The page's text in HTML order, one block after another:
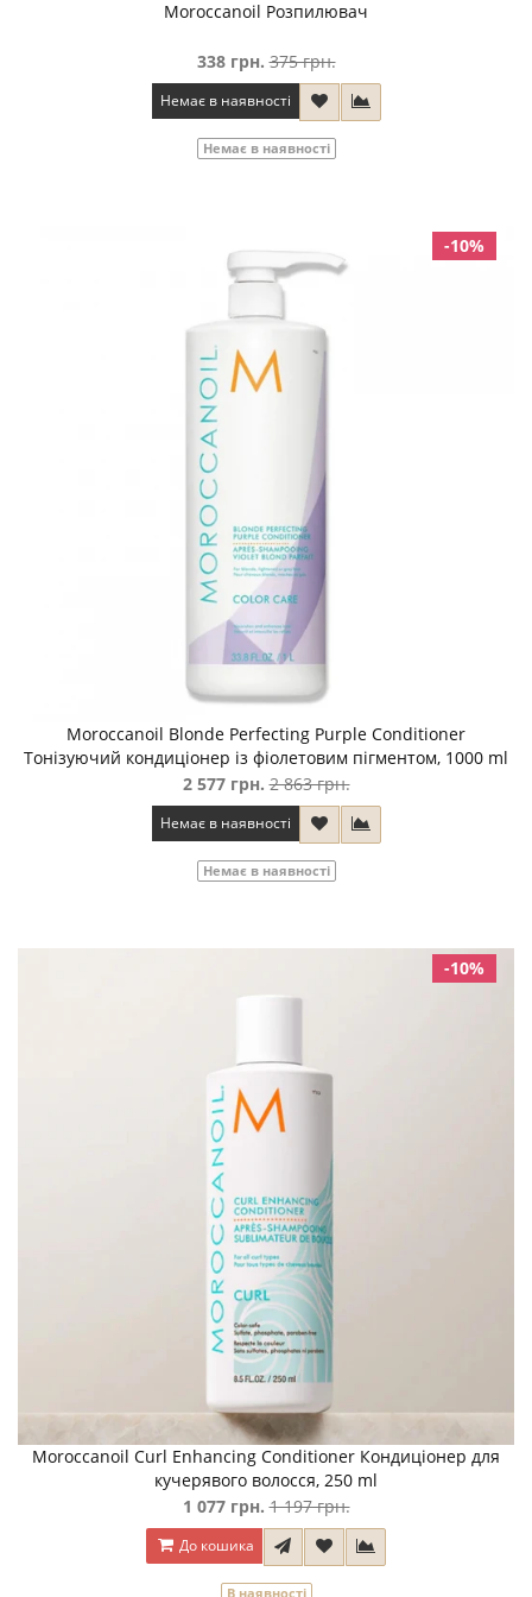
Moroccanoil Розпилювач
338 грн. 375 грн.
Немає в наявності
Немає в наявності
-10%
Moroccanoil Blonde Perfecting Purple Conditioner
Тонізуючий кондиціонер із фіолетовим пігментом, 1000 ml
2 577 грн. 2 863 грн.
Немає в наявності
Немає в наявності
-10%
Moroccanoil Curl Enhancing Conditioner Кондиціонер для
кучерявого волосся, 250 ml
1 077 грн. 1 197 грн.
До кошика
В наявності